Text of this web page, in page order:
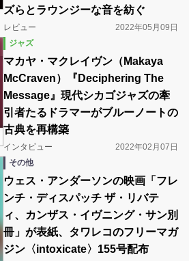
ズらとラウンジーな音を紡ぐ
レビュー
2022年05月09日
ジャズ
マカヤ・マクレイヴン（Makaya
McCraven）『Deciphering The
Message』現代シカゴジャズの牽
引者たるドラマーがブルーノートの
古典を再構築
インタビュー
2022年02月07日
その他
ウェス・アンダーソンの映画「フレ
ンチ・ディスパッチ ザ・リバテ
ィ、カンザス・イヴニング・サン別
冊」が表紙、タワレコのフリーマガ
ジン〈intoxicate〉155号配布